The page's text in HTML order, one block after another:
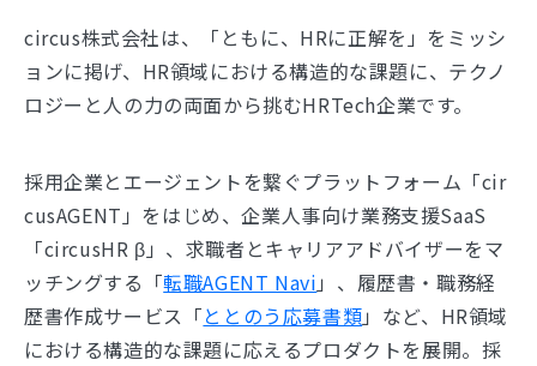
circus株式会社は、「ともに、HRに正解を」をミッシ
ョンに掲げ、HR領域における構造的な課題に、テクノ
ロジーと人の力の両面から挑むHRTech企業です。
採用企業とエージェントを繋ぐプラットフォーム「cir
cusAGENT」をはじめ、企業人事向け業務支援SaaS
「circusHR β」、求職者とキャリアアドバイザーをマ
ッチングする「転職AGENT Navi 」、履歴書・職務経
歴書作成サービス「ととのう応募書類」など、HR領域
における構造的な課題に応えるプロダクトを展開。採